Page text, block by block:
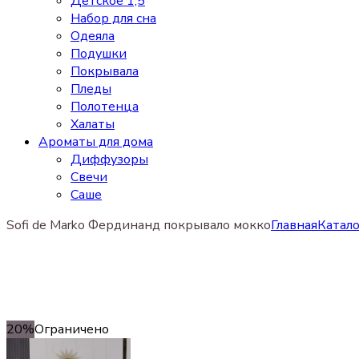
Набор для сна
Одеяла
Подушки
Покрывала
Пледы
Полотенца
Халаты
Ароматы для дома
Диффузоры
Свечи
Cаше
Sofi de Marko Фердинанд покрывало моккоГлавная
20%Ограничено